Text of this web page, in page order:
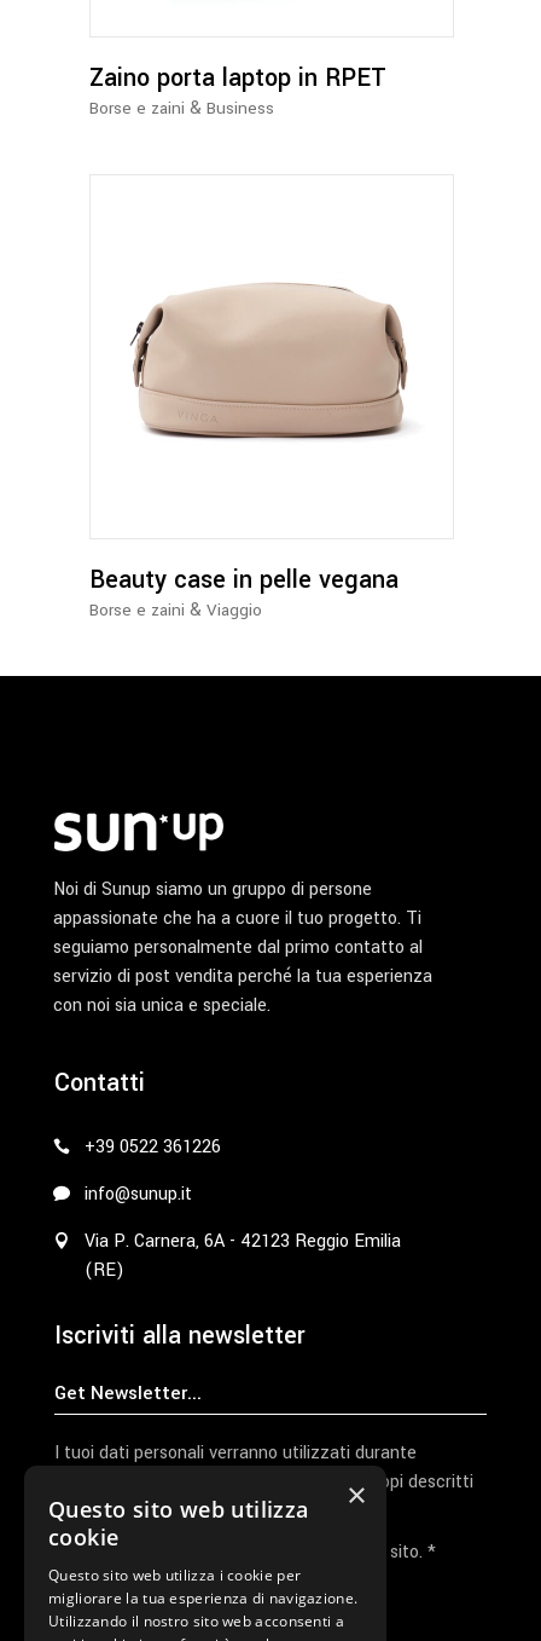
Zaino porta laptop in RPET
Borse e zaini & Business
prodotto
ha
opzioni
possono
Beauty case in pelle vegana
Borse e zaini & Viaggio
Noi di Sunup siamo un gruppo di persone
appassionate che ha a cuore il tuo progetto. Ti
seguiamo personalmente dal primo contatto al
servizio di post vendita perché la tua esperienza
con noi sia unica e speciale.
Contatti
+39 0522 361226
info@sunup.it
Via P. Carnera, 6A - 42123 Reggio Emilia
(RE)
Iscriviti alla newsletter
I tuoi dati personali verranno utilizzati durante
l'elaborazione della richiesta e per altri scopi descritti
nella nostraprivacy policy
Ho letto e accetto la privacy policy del sito. *
Invia I Dati
×
Questo sito web utilizza
cookie
Questo sito web utilizza i cookie per
migliorare la tua esperienza di navigazione.
Utilizzando il nostro sito web acconsenti a